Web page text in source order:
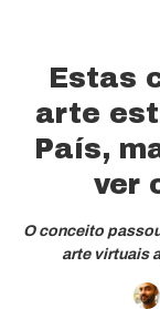
Estas
arte
País,
ver
O conceito
arte virtuais